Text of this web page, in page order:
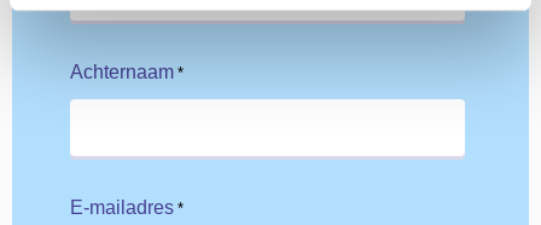
Achternaam *
E-mailadres *